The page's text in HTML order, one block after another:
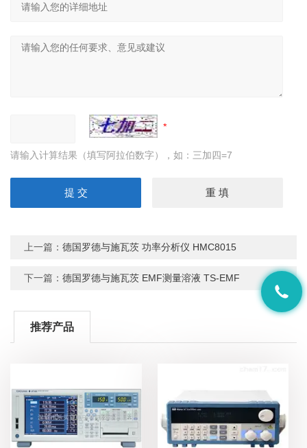
请输入计算结果（填写阿拉伯数字），如：三加四=7
上一篇：德国罗德与施瓦茨 功率分析仪 HMC8015
下一篇：德国罗德与施瓦茨 EMF测量溶液 TS-EMF
推荐产品